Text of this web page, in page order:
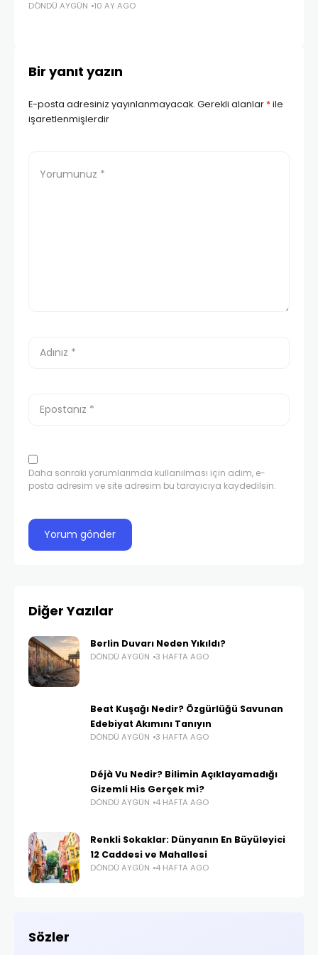
DÖNDÜ AYGÜN 10 AY AGO
Bir yanıt yazın
E-posta adresiniz yayınlanmayacak. Gerekli alanlar *ile
işaretlenmişlerdir
Daha sonraki yorumlarımda kullanılması için adım, e-
posta adresim ve site adresim bu tarayıcıya kaydedilsin.
Diğer Yazılar
Berlin Duvarı Neden Yıkıldı?
DÖNDÜ AYGÜN 3 HAFTA AGO
Beat Kuşağı Nedir? Özgürlüğü Savunan
Edebiyat Akımını Tanıyın
DÖNDÜ AYGÜN 3 HAFTA AGO
Déjà Vu Nedir? Bilimin Açıklayamadığı
Gizemli His Gerçek mi?
DÖNDÜ AYGÜN 4 HAFTA AGO
Renkli Sokaklar: Dünyanın En Büyüleyici
12 Caddesi ve Mahallesi
DÖNDÜ AYGÜN 4 HAFTA AGO
Sözler